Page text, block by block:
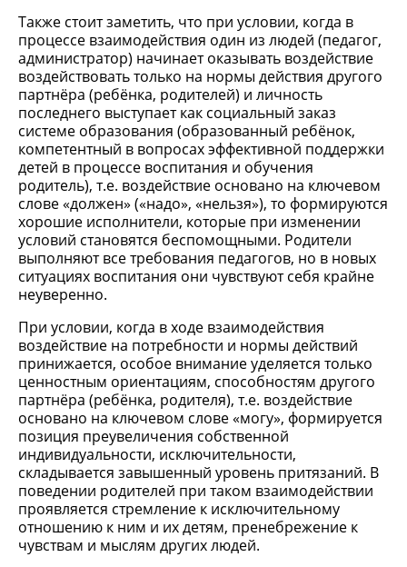
Также стоит заметить, что при условии, когда в
процессе взаимодействия один из людей (педагог,
администратор) начинает оказывать воздействие
воздействовать только на нормы действия другого
партнёра (ребёнка, родителей) и личность
последнего выступает как социальный заказ
системе образования (образованный ребёнок,
компетентный в вопросах эффективной поддержки
детей в процессе воспитания и обучения
родитель), т.е. воздействие основано на ключевом
слове «должен» («надо», «нельзя»), то формируются
хорошие исполнители, которые при изменении
условий становятся беспомощными. Родители
выполняют все требования педагогов, но в новых
ситуациях воспитания они чувствуют себя крайне
неуверенно.
При условии, когда в ходе взаимодействия
воздействие на потребности и нормы действий
принижается, особое внимание уделяется только
ценностным ориентациям, способностям другого
партнёра (ребёнка, родителя), т.е. воздействие
основано на ключевом слове «могу», формируется
позиция преувеличения собственной
индивидуальности, ис­ключительности,
складывается завышенный уровень притязаний. В
поведении родителей при таком взаимодействии
проявляется стремление к исключительному
отношению к ним и их детям, пренебрежение к
чувствам и мыслям других людей.